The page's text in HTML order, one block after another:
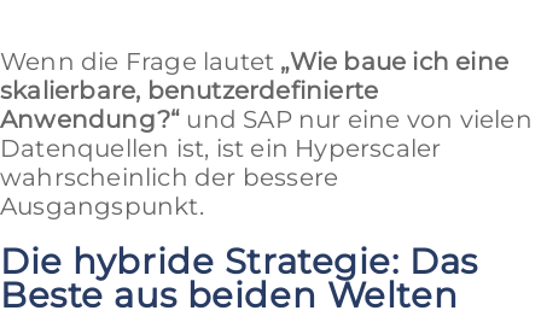
Wenn die Frage lautet „Wie baue ich eine
skalierbare, benutzerdefinierte
Anwendung?“ und SAP nur eine von vielen
Datenquellen ist, ist ein Hyperscaler
wahrscheinlich der bessere
Ausgangspunkt.
Die hybride Strategie: Das
Beste aus beiden Welten